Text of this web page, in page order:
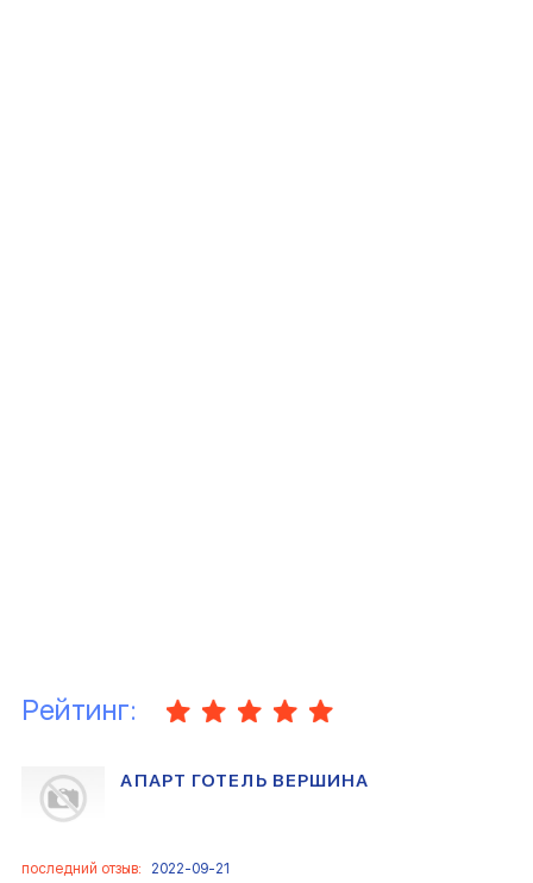
Рейтинг:
АПАРТ ГОТЕЛЬ ВЕРШИНА
последний отзыв: 2022-09-21